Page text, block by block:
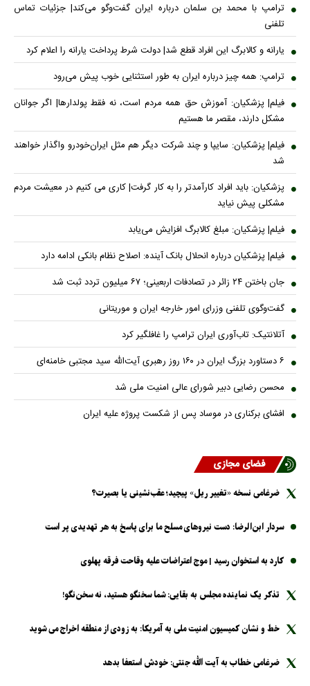
ترامپ با محمد بن سلمان درباره ایران گفت‌وگو می‌کند| جزئیات تماس
تلفنی
یارانه و کالابرگ این افراد قطع شد| دولت شرط پرداخت یارانه را اعلام کرد
ترامپ: همه چیز درباره ایران به طور استثنایی خوب پیش می‌رود
فیلم| پزشکیان: آموزش حق همه مردم است، نه فقط پولدارها| اگر جوانان
مشکل دارند، مقصر ما هستیم
فیلم| پزشکیان: سایپا و چند شرکت دیگر هم مثل ایران‌خودرو واگذار خواهند
شد
پزشکیان: باید افراد کارآمدتر را به کار گرفت| کاری می کنیم در معیشت مردم
مشکلی پیش نیاید
فیلم| پزشکیان: مبلغ کالابرگ افزایش می‌یابد
فیلم| پزشکیان درباره انحلال بانک آینده: اصلاح نظام بانکی ادامه دارد
جان باختن ۲۴ زائر در تصادفات اربعینی؛ ۶۷ میلیون تردد ثبت شد
گفت‌وگوی تلفنی وزرای امور خارجه ایران و موریتانی
آتلانتیک: تاب‌آوری ایران ترامپ را غافلگیر کرد
۶ دستاورد بزرگ ایران در ۱۶۰ روز رهبری آیت‌الله سید مجتبی خامنه‌ای
محسن رضایی دبیر شورای عالی امنیت ملی شد
افشای برکناری در موساد پس از شکست پروژه علیه ایران
فضای مجازی
ضرغامی نسخه «تغییر ریل» پیچید؛ عقب‌نشینی یا بصیرت؟
سردار ابن‌الرضا: دست نیرو‌های مسلح ما برای پاسخ به هر تهدیدی پر است
کارد به استخوان رسید | موج اعتراضات علیه وقاحت فرقه پهلوی
تذکر یک نماینده مجلس به بقایی: شما سخنگو هستید، نه سخن‌نگو!
خط و نشان کمیسیون امنیت ملی به آمریکا: به زودی از منطقه اخراج می شوید
ضرغامی خطاب به آیت الله جنتی: خودش استعفا بدهد